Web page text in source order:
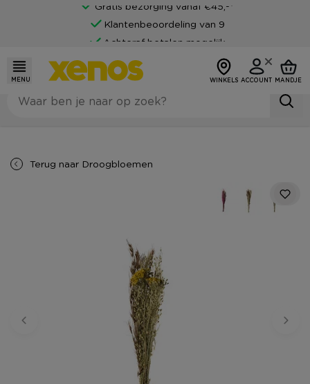
Gratis bezorging vanaf €45,-*
Klantenbeoordeling van 9
Achteraf betalen mogelijk
MENU WINKELS ACCOUNT MANDJE
Terug naar Droogbloemen